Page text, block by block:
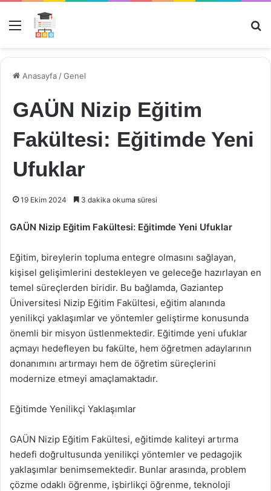
Menü
Anasayfa /Genel
GAÜN Nizip Eğitim
Fakültesi: Eğitimde Yeni
Ufuklar
19 Ekim 2024 3 dakika okuma süresi
GAÜN Nizip Eğitim Fakültesi: Eğitimde Yeni Ufuklar
Eğitim, bireylerin topluma entegre olmasını sağlayan,
kişisel gelişimlerini destekleyen ve geleceğe hazırlayan en
temel süreçlerden biridir. Bu bağlamda, Gaziantep
Üniversitesi Nizip Eğitim Fakültesi, eğitim alanında
yenilikçi yaklaşımlar ve yöntemler geliştirme konusunda
önemli bir misyon üstlenmektedir. Eğitimde yeni ufuklar
açmayı hedefleyen bu fakülte, hem öğretmen adaylarının
donanımını artırmayı hem de öğretim süreçlerini
modernize etmeyi amaçlamaktadır.
Eğitimde Yenilikçi Yaklaşımlar
GAÜN Nizip Eğitim Fakültesi, eğitimde kaliteyi artırma
hedefi doğrultusunda yenilikçi yöntemler ve pedagojik
yaklaşımlar benimsemektedir. Bunlar arasında, problem
çözme odaklı öğrenme, işbirlikçi öğrenme, teknoloji